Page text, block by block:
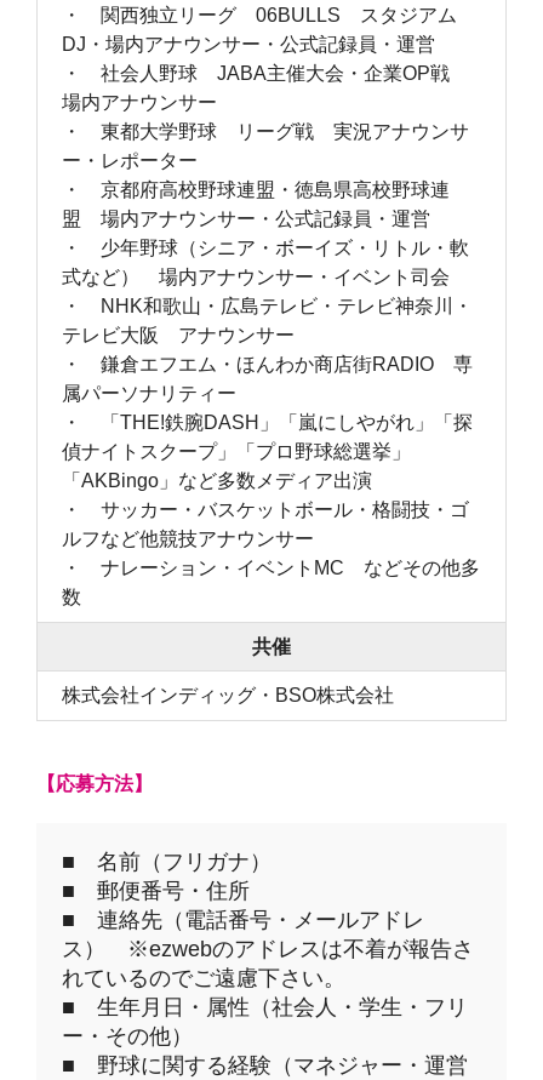
・ 関西独立リーグ 06BULLS スタジアム
DJ・場内アナウンサー・公式記録員・運営
・ 社会人野球 JABA主催大会・企業OP戦
場内アナウンサー
・ 東都大学野球 リーグ戦 実況アナウンサ
ー・レポーター
・ 京都府高校野球連盟・徳島県高校野球連
盟 場内アナウンサー・公式記録員・運営
・ 少年野球（シニア・ボーイズ・リトル・軟
式など） 場内アナウンサー・イベント司会
・ NHK和歌山・広島テレビ・テレビ神奈川・
テレビ大阪 アナウンサー
・ 鎌倉エフエム・ほんわか商店街RADIO 専
属パーソナリティー
・ 「THE!鉄腕DASH」「嵐にしやがれ」「探
偵ナイトスクープ」「プロ野球総選挙」
「AKBingo」など多数メディア出演
・ サッカー・バスケットボール・格闘技・ゴ
ルフなど他競技アナウンサー
・ ナレーション・イベントMC などその他多
数
共催
株式会社インディッグ・BSO株式会社
【応募方法】
■ 名前（フリガナ）
■ 郵便番号・住所
■ 連絡先（電話番号・メールアドレ
ス） ※ezwebのアドレスは不着が報告さ
れているのでご遠慮下さい。
■ 生年月日・属性（社会人・学生・フリ
ー・その他）
■ 野球に関する経験（マネジャー・運営